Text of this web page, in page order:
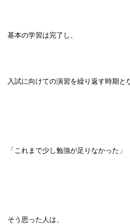
基本の学習は完了し、
入試に向けての演習を繰り返す時期と
「これまで少し勉強が足りなかった」
そう思った人は、